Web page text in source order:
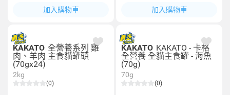
加入購物車 加入購物車
KAKATO 全營養系列 雞
肉、羊肉 主食貓罐頭
(70gx24)
2kg
(0)
KAKATO KAKATO - 卡格
全營養 全貓主食罐 - 海魚
(70g)
70g
(0)